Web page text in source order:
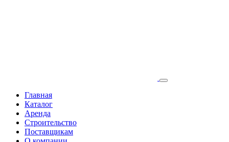
Главная
Каталог
Аренда
Строительство
Поставщикам